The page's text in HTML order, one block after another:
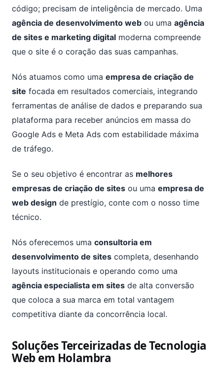
código; precisam de inteligência de mercado. Uma
agência de desenvolvimento web ou uma agência
de sites e marketing digital moderna compreende
que o site é o coração das suas campanhas.
Nós atuamos como uma empresa de criação de
site focada em resultados comerciais, integrando
ferramentas de análise de dados e preparando sua
plataforma para receber anúncios em massa do
Google Ads e Meta Ads com estabilidade máxima
de tráfego.
Se o seu objetivo é encontrar as melhores
empresas de criação de sites ou uma empresa de
web design de prestígio, conte com o nosso time
técnico.
Nós oferecemos uma consultoria em
desenvolvimento de sites completa, desenhando
layouts institucionais e operando como uma
agência especialista em sites de alta conversão
que coloca a sua marca em total vantagem
competitiva diante da concorrência local.
Soluções Terceirizadas de Tecnologia
Web em Holambra